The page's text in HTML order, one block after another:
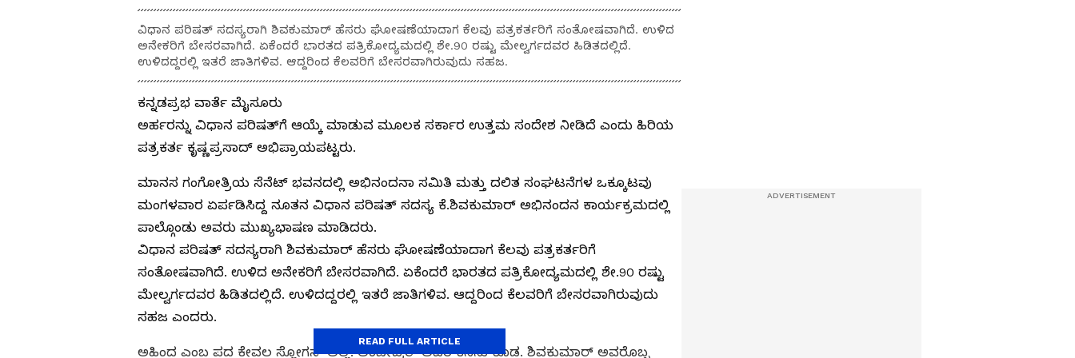
ವಿಧಾನ ಪರಿಷತ್‌ ಸದಸ್ಯರಾಗಿ ಶಿವಕುಮಾರ್‌ ಹೆಸರು ಘೋಷಣೆಯಾದಾಗ ಕೆಲವು ಪತ್ರಕರ್ತರಿಗೆ ಸಂತೋಷವಾಗಿದೆ. ಉಳಿದ
ಅನೇಕರಿಗೆ ಬೇಸರವಾಗಿದೆ. ಏಕೆಂದರೆ ಭಾರತದ ಪತ್ರಿಕೋದ್ಯಮದಲ್ಲಿ ಶೇ.90 ರಷ್ಟು ಮೇಲ್ವರ್ಗದವರ ಹಿಡಿತದಲ್ಲಿದೆ.
ಉಳಿದದ್ದರಲ್ಲಿ ಇತರೆ ಜಾತಿಗಳಿವ. ಆದ್ದರಿಂದ ಕೆಲವರಿಗೆ ಬೇಸರವಾಗಿರುವುದು ಸಹಜ.
ಕನ್ನಡಪ್ರಭ ವಾರ್ತೆ ಮೈಸೂರು
ಅರ್ಹರನ್ನು ವಿಧಾನ ಪರಿಷತ್‌ಗೆ ಆಯ್ಕೆ ಮಾಡುವ ಮೂಲಕ ಸರ್ಕಾರ ಉತ್ತಮ ಸಂದೇಶ ನೀಡಿದೆ ಎಂದು ಹಿರಿಯ
ಪತ್ರಕರ್ತ ಕೃಷ್ಣಪ್ರಸಾದ್‌ ಅಭಿಪ್ರಾಯಪಟ್ಟರು.
ಮಾನಸ ಗಂಗೋತ್ರಿಯ ಸೆನೆಟ್‌ ಭವನದಲ್ಲಿ ಅಭಿನಂದನಾ ಸಮಿತಿ ಮತ್ತು ದಲಿತ ಸಂಘಟನೆಗಳ ಒಕ್ಕೂಟವು
ಮಂಗಳವಾರ ಏರ್ಪಡಿಸಿದ್ದ ನೂತನ ವಿಧಾನ ಪರಿಷತ್‌ ಸದಸ್ಯ ಕೆ.ಶಿವಕುಮಾರ್‌ ಅಭಿನಂದನ ಕಾರ್ಯಕ್ರಮದಲ್ಲಿ
ಪಾಲ್ಗೊಂಡು ಅವರು ಮುಖ್ಯಭಾಷಣ ಮಾಡಿದರು.
ವಿಧಾನ ಪರಿಷತ್‌ ಸದಸ್ಯರಾಗಿ ಶಿವಕುಮಾರ್‌ ಹೆಸರು ಘೋಷಣೆಯಾದಾಗ ಕೆಲವು ಪತ್ರಕರ್ತರಿಗೆ
ಸಂತೋಷವಾಗಿದೆ. ಉಳಿದ ಅನೇಕರಿಗೆ ಬೇಸರವಾಗಿದೆ. ಏಕೆಂದರೆ ಭಾರತದ ಪತ್ರಿಕೋದ್ಯಮದಲ್ಲಿ ಶೇ.90 ರಷ್ಟು
ಮೇಲ್ವರ್ಗದವರ ಹಿಡಿತದಲ್ಲಿದೆ. ಉಳಿದದ್ದರಲ್ಲಿ ಇತರೆ ಜಾತಿಗಳಿವ. ಆದ್ದರಿಂದ ಕೆಲವರಿಗೆ ಬೇಸರವಾಗಿರುವುದು
ಸಹಜ ಎಂದರು.
ಅಹಿಂದ ಎಂಬ ಪದ ಕೇವಲ ಸ್ಲೋಗನ್ ಅಲ್ಲ. ಅಂಬೇಡ್ಕರ್ ಅವರ ಕನಸು ಕೂಡ. ಶಿವಕುಮಾರ್‌ ಅವರೊಬ್ಬ
READ FULL ARTICLE